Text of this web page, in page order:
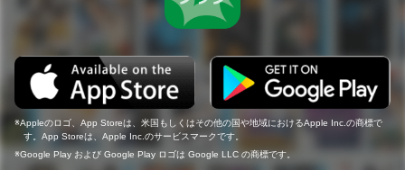
Appleのロゴ、App Storeは、米国もしくはその他の国や地域におけるApple Inc.の商標で
す。App Storeは、Apple Inc.のサービスマークです。
Google Play および Google Play ロゴは Google LLC の商標です。